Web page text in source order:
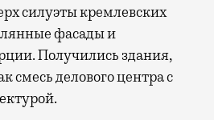
силуэты кремлевских
фасады и
Получились здания,
смесь делового центра с